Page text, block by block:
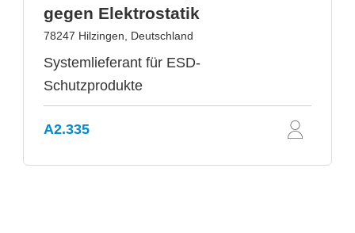
gegen Elektrostatik
78247 Hilzingen, Deutschland
Systemlieferant für ESD-
Schutzprodukte
A2.335